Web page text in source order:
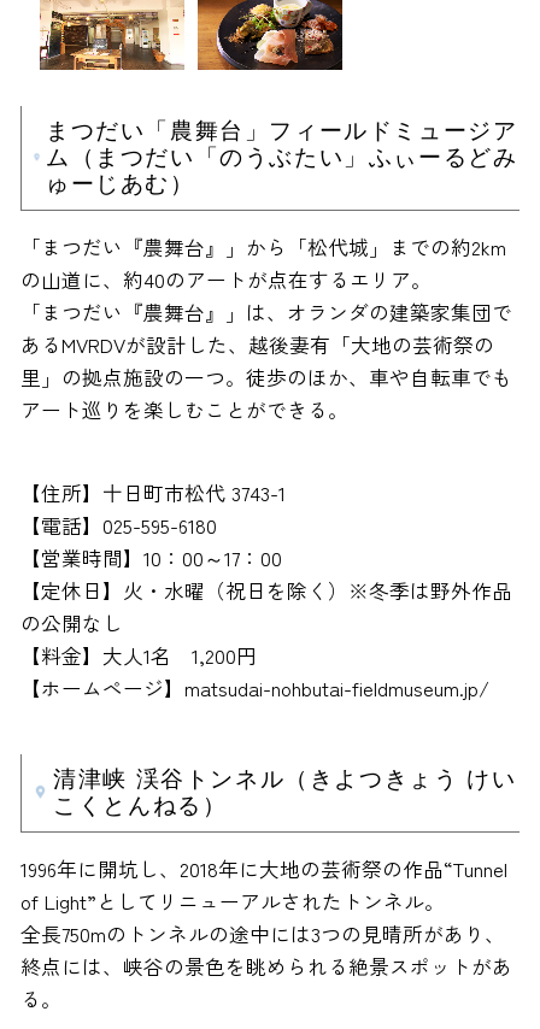
まつだい「農舞台」フィールドミュージア
ム（まつだい「のうぶたい」ふぃーるどみ
ゅーじあむ）
「まつだい『農舞台』」から「松代城」までの約2km
の山道に、約40のアートが点在するエリア。
「まつだい『農舞台』」は、オランダの建築家集団で
あるMVRDVが設計した、越後妻有「大地の芸術祭の
里」の拠点施設の一つ。徒歩のほか、車や自転車でも
アート巡りを楽しむことができる。
【住所】十日町市松代 3743-1
【電話】025-595-6180
【営業時間】10：00～17：00
【定休日】火・水曜（祝日を除く）※冬季は野外作品
の公開なし
【料金】大人1名 1,200円
【ホームページ】matsudai-nohbutai-fieldmuseum.jp/
清津峡 渓谷トンネル（きよつきょう けい
こくとんねる）
1996年に開坑し、2018年に大地の芸術祭の作品“Tunnel
of Light”としてリニューアルされたトンネル。
全長750mのトンネルの途中には3つの見晴所があり、
終点には、峡谷の景色を眺められる絶景スポットがあ
る。